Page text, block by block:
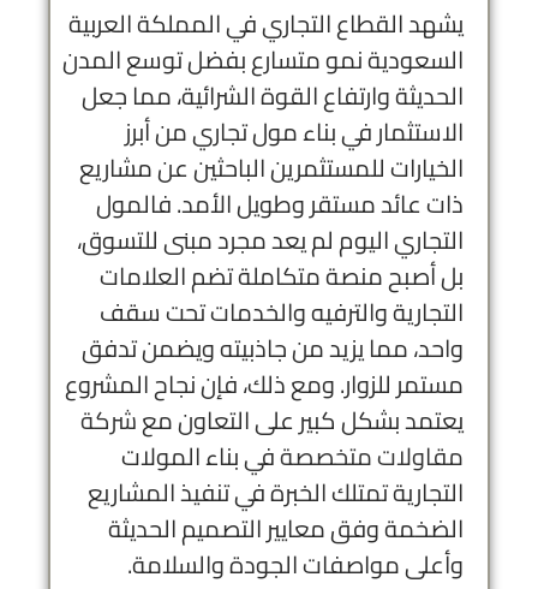
يشهد القطاع التجاري في المملكة العربية
السعودية نمو متسارع بفضل توسع المدن
الحديثة وارتفاع القوة الشرائية، مما جعل
الاستثمار في بناء مول تجاري من أبرز
الخيارات للمستثمرين الباحثين عن مشاريع
ذات عائد مستقر وطويل الأمد. فالمول
التجاري اليوم لم يعد مجرد مبنى للتسوق،
بل أصبح منصة متكاملة تضم العلامات
التجارية والترفيه والخدمات تحت سقف
واحد، مما يزيد من جاذبيته ويضمن تدفق
مستمر للزوار. ومع ذلك، فإن نجاح المشروع
يعتمد بشكل كبير على التعاون معشركة
مقاولات متخصصةفي بناء المولات
التجارية تمتلك الخبرة في تنفيذ المشاريع
الضخمة وفق معايير التصميم الحديثة
وأعلى مواصفات الجودة والسلامة.